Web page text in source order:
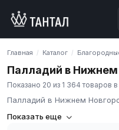
Главная / Каталог /
Палладий в Нижнем
Показано 20 из 1 364 товаров
Палладий в Нижнем
Палладий (Pd) —
Показать еще